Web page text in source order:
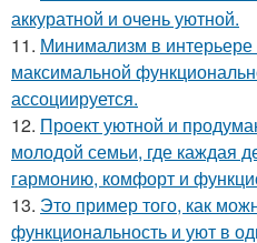
аккуратной и очень уютной.
11. Минимализм в интерьере
максимальной
ассоциируется.
12. Проект уютной и
молодой семьи, где каждая
гармонию, комфорт и
13. Это пример того, как
функциональность и уют в